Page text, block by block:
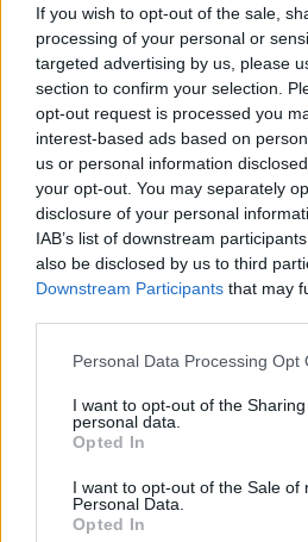
If you wish to opt-out of the sale,
processing of your personal or
targeted advertising by us, please
section to confirm your selection.
opt-out request is processed you
interest-based ads based on
us or personal information
your opt-out. You may separately
disclosure of your personal
IAB’s list of downstream
also be disclosed by us to third
Downstream Participants that may
Please note that this website/app
not limited to your visit or usage
grant or deny consent to Google
use your data for below specified
consent section.
Personal Data Processing Opt
I want to opt-out of the
personal data.
Opted In
I want to opt-out of the Sale of
Personal Data.
Opted In
Έρχεται το νέο
Ερντογάν -Το μοντέλο
«τελειώσει» τα Tesla
CAR & MOTOR TEAM